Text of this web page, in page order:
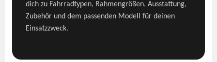
dich zu Fahrradtypen, Rahmengrößen, Ausstattung,
Zubehör und dem passenden Modell für deinen
Einsatzzweck.